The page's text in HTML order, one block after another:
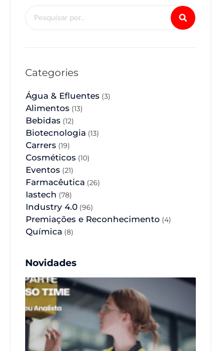
Categories
Água & Efluentes (3)
Alimentos (13)
Bebidas (12)
Biotecnologia (13)
Carrers (19)
Cosméticos (10)
Eventos (21)
Farmacêutica (26)
Iastech (78)
Industry 4.0 (96)
Premiações e Reconhecimento (4)
Química (8)
Novidades